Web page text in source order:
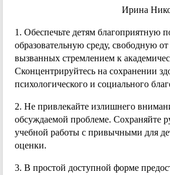
Ирина
1. Обеспечьте детям благоприятную
образовательную среду, свободную от
вызванных стремлением к
Сконцентрируйтесь на сохранении
психологического и социального
2. Не привлекайте излишнего
обсуждаемой проблеме. Сохраняйте
учебной работы с привычными для
оценки.
3. В простой доступной форме